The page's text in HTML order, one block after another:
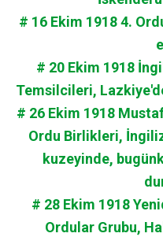
# 16 Ekim 1918 4.
# 20 Ekim 1918
Temsilcileri,
# 26 Ekim 1918
Ordu Birlikleri,
kuzeyinde,
# 28 Ekim 1918
Ordular Grubu,